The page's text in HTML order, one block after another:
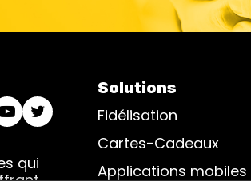
qui
Solutions
Fidélisation
Cartes-Cadeaux
Applications mobiles